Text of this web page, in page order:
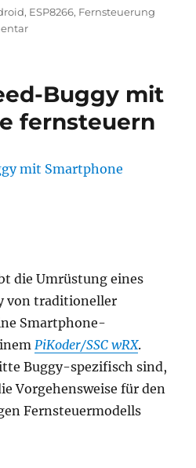
, ESP8266, Fernsteuerung
zu
Leiterplatten-
Buggy mit
fernsteuern
die Umrüstung eines
von traditioneller
Smartphone-
PiKoder/SSC wRX.
Buggy-spezifisch sind,
Vorgehensweise für den
Fernsteuermodells